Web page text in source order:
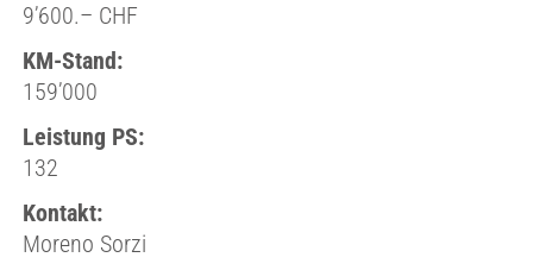
9’600.– CHF
KM-Stand:
159’000
Leistung PS:
132
Kontakt:
Moreno Sorzi